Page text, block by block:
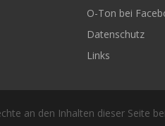
an den Inhalten dieser Seite bei
O-Ton bei
Datenschutz
Links